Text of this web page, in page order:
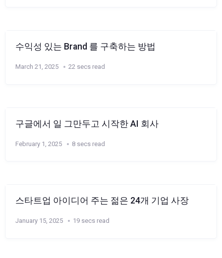
수익성 있는 Brand 를 구축하는 방법
March 21, 2025 22 secs read
구글에서 일 그만두고 시작한 AI 회사
February 1, 2025 8 secs read
스타트업 아이디어 주는 젊은 24개 기업 사장
January 15, 2025 19 secs read